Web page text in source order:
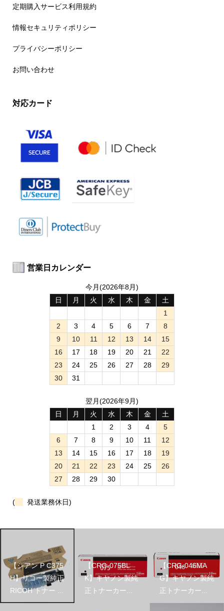
定期購入サービス利用規約
情報セキュリティポリシー
プライバシーポリシー
お問い合わせ
対応カード
営業日カレンダー
今月(2026年8月)
日
月 火 水 木 金
土
1
2
3 4 5 6 7
8
9
10 11 12 13 14
15
16
17 18 19 20 21
22
23
24 25 26 27 28
29
30
31
翌月(2026年9月)
日
月 火 水 木 金
土
1
2 3 4
5
6
7 8 9 10 11
12
13
14 15 16 17 18
19
20
21 22 23 24 25
26
27
28 29 30
( 発送業務休日)
【シアン P C375
H】リコー製純正
RICOH トナー ...
【CRG-075BL
K】キヤノン製純
正トナーカー...
【CRG-046MA
G】キヤノン製純
正トナーカー...